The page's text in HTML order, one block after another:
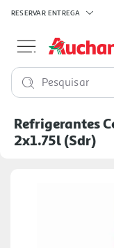
RESERVAR ENTREGA
Pesquisar
Refrigerantes
2x1.75l (sdr)